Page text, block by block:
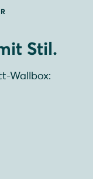
Stil.
Wallbox: